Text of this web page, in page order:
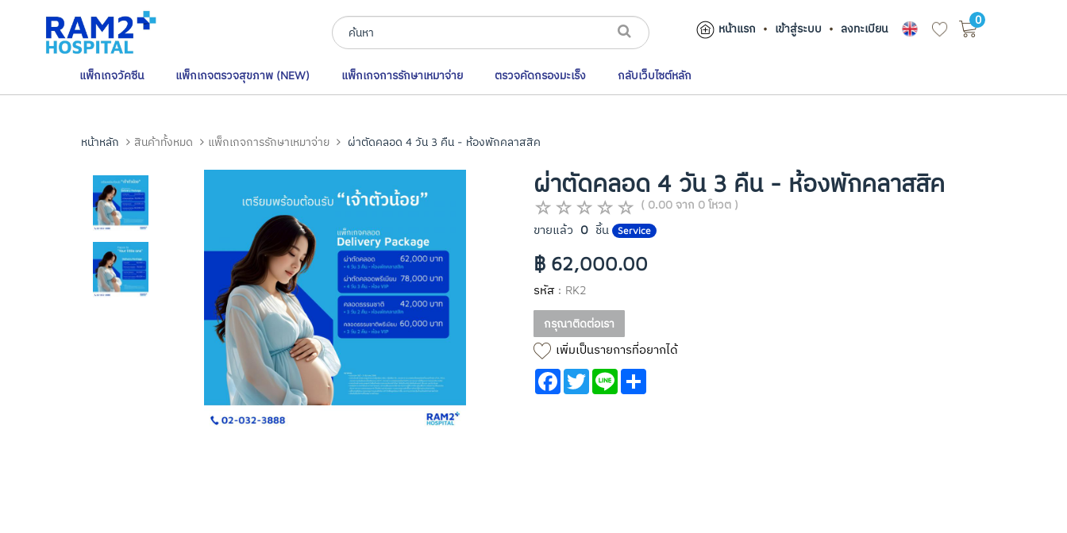
หน้าแรก เข้าสู่ระบบ ลงทะเบียน 0
แพ็กเกจวัคซีน แพ็กเกจตรวจสุขภาพ (NEW) แพ็กเกจการรักษาเหมาจ่าย ตรวจคัดกรองมะเร็ง กลับเว็บไซต์หลัก
หน้าหลัก สินค้าทั้งหมด แพ็กเกจการรักษาเหมาจ่าย ผ่าตัดคลอด 4 วัน 3 คืน - ห้องพักคลาสสิค
ผ่าตัดคลอด 4 วัน 3 คืน - ห้องพักคลาสสิค
( 0.00 จาก 0 โหวต )
ขายแล้ว
0 ชิ้น Service
฿ 62,000.00
รหัส : RK2
กรุณาติดต่อเรา
เพิ่มเป็นรายการที่อยากได้
Facebook
TwitterLine